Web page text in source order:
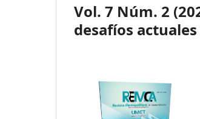
Vol. 7 Núm. 2
desafíos